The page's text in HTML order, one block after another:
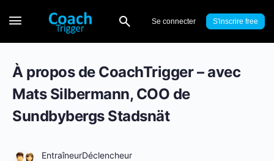
Se connecter S'inscrire
À propos de CoachTrigger – avec
Mats Silbermann, COO de
Sundbybergs Stadsnät
EntraîneurDéclencheur